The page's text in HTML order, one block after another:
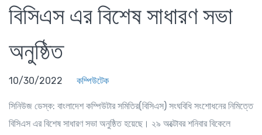
বিসিএস এর বিশেষ সাধারণ সভা
অনুষ্ঠিত
10/30/2022 কম্পিউটেক
সিনিউজ ডেস্ক: বাংলাদেশ কম্পিউটার সমিতির(বিসিএস) সংঘবিধি সংশোধনের নিমিত্তে
বিসিএস এর বিশেষ সাধারণ সভা অনুষ্ঠিত হয়েছে। ২৯ অক্টোবর শনিবার বিকেলে